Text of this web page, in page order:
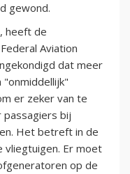
gewond.
heeft de
Aviation
dat meer
er zeker van te
bij
Het betreft in de
Er moet
op de